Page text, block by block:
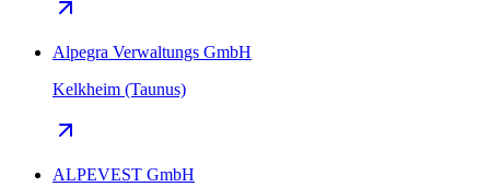
Alpegra Verwaltungs GmbH
Kelkheim (Taunus)
ALPEVEST GmbH